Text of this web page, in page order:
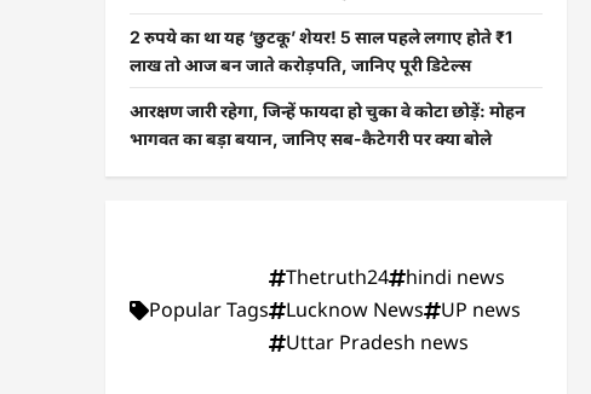
2 रुपये का था यह ‘छुटकू’ शेयर! 5 साल पहले लगाए होते ₹1
लाख तो आज बन जाते करोड़पति, जानिए पूरी डिटेल्स
आरक्षण जारी रहेगा, जिन्हें फायदा हो चुका वे कोटा छोड़ें: मोहन
भागवत का बड़ा बयान, जानिए सब-कैटेगरी पर क्या बोले
Popular Tags
Thetruth24
hindi news
Lucknow News
UP news
Uttar Pradesh news